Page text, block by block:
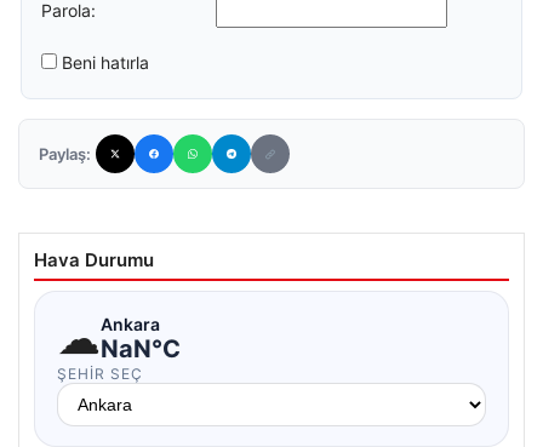
Parola:
Beni hatırla
Paylaş:
Hava Durumu
☁Ankara
NaN°C
ŞEHIR SEÇ